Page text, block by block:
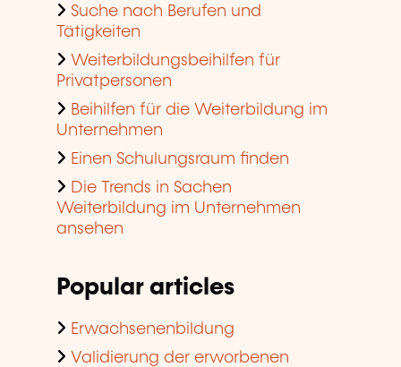
Suche nach Berufen und
Tätigkeiten
Weiterbildungsbeihilfen für
Privatpersonen
Beihilfen für die Weiterbildung im
Unternehmen
Einen Schulungsraum finden
Die Trends in Sachen
Weiterbildung im Unternehmen
ansehen
Popular articles
Erwachsenenbildung
Validierung der erworbenen